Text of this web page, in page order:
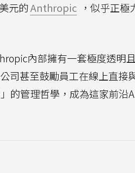
元的Anthropic ，似乎正極
內部擁有一套極度透明
司甚至鼓勵員工在線上直接
的管理哲學，成為這家前沿